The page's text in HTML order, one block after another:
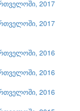
2017
2017
2016
2016
2016